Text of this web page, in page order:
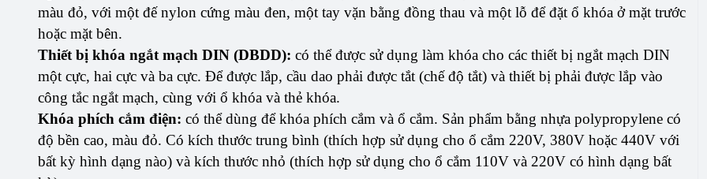
màu đỏ, với một đế nylon cứng màu đen, một tay vặn bằng đồng thau và một lỗ để đặt ổ khóa ở mặt trước
hoặc mặt bên.
Thiết bị khóa ngắt mạch DIN (DBDD): có thể được sử dụng làm khóa cho các thiết bị ngắt mạch DIN
một cực, hai cực và ba cực. Để được lắp, cầu dao phải được tắt (chế độ tắt) và thiết bị phải được lắp vào
công tắc ngắt mạch, cùng với ổ khóa và thẻ khóa.
Khóa phích cắm điện: có thể dùng để khóa phích cắm và ổ cắm. Sản phẩm bằng nhựa polypropylene có
độ bền cao, màu đỏ. Có kích thước trung bình (thích hợp sử dụng cho ổ cắm 220V, 380V hoặc 440V với
bất kỳ hình dạng nào) và kích thước nhỏ (thích hợp sử dụng cho ổ cắm 110V và 220V có hình dạng bất